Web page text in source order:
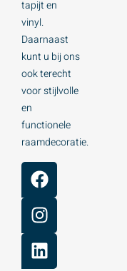
tapijt en
vinyl.
Daarnaast
kunt u bij ons
ook terecht
voor stijlvolle
en
functionele
raamdecoratie.